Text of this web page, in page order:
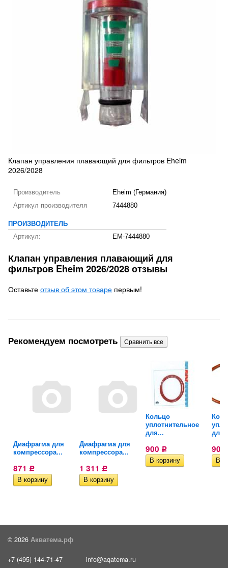
Клапан управления плавающий для фильтров Eheim
2026/2028
Производитель
Eheim (Германия)
Артикул производителя
7444880
ПРОИЗВОДИТЕЛЬ
Артикул:
EM-7444880
Клапан управления плавающий для
фильтров Eheim 2026/2028 отзывы
Оставьте отзыв об этом товаре первым!
Рекомендуем посмотреть
Диафрагма для
компрессора...
871 Р
Диафрагма для
компрессора...
1 311 Р
Кольцо
уплотнительное
для...
900 Р 900
© 2026 Акватема.рф
+7 (495) 144-71-47 info@aqatema.ru